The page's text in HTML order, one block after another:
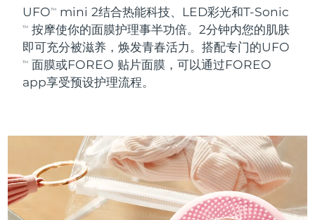
UFOTM mini 2结合热能科技、LED彩光和T-Sonic
TM
按摩使你的面膜护理事半功倍。2分钟内您的肌肤
即可充分被滋养，焕发青春活力。搭配专门的UFO
TM
面膜或FOREO 贴片面膜，可以通过FOREO
app享受预设护理流程。
LUNA™ 4 Plus
Massage, LED heating
LUNA™ 4 mini
For young skin, T-zone
BEAR™ 2 go
Microcurrent toning on-the-go
面部提拉护理
Premium anti-aging skincare
补水保湿
UFO™ 3 套装
Deep facial hydration
device
UFO™ 3 mini
Red light therapy device for young skin
口腔护理
issa™ 4
Hybrid silicone sonic toothbrush
Smart hybrid silicone sonic toothbrush
issa™ 4 smile
Hybrid silicone sonic toothbrush
FAQ™ 抗老护理
FAQ™ 101
Clinical anti-aging
LED治疗
FAQ™ 201
LED mask
NEW
波斯尼亚和黑塞哥维那 预计送达日期8/12/26
文莱 预计送达日期8/14/26
保加利亚 预计送达日期8/9/26
智利 预计送达日期8/13/26
中国 预计送达日期8/9/26
哥伦比亚 预计送达日期8/13/26